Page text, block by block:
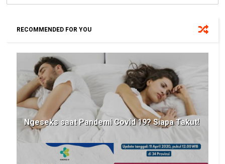
RECOMMENDED FOR YOU
Ngeseks saat Pandemi Covid 19? Siapa Takut!